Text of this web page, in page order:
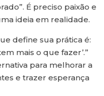
É preciso paixão e
ideia em realidade.
define sua prática é:
mais o que fazer’.”
para melhorar a
e trazer esperança